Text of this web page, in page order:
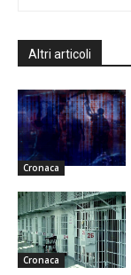
Altri articoli
Cronaca
Cronaca